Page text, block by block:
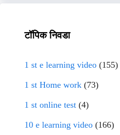
टॉपिक निवडा
1 st e learning video (155)
1 st Home work (73)
1 st online test (4)
10 e learning video (166)